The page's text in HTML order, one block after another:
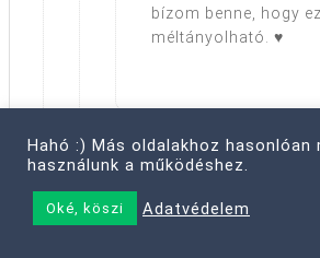
bízom benne, hogy ez
méltányolható. ♥
Hahó :) Más oldalakhoz
használunk a működéshez.
Oké, köszi Adatvédelem